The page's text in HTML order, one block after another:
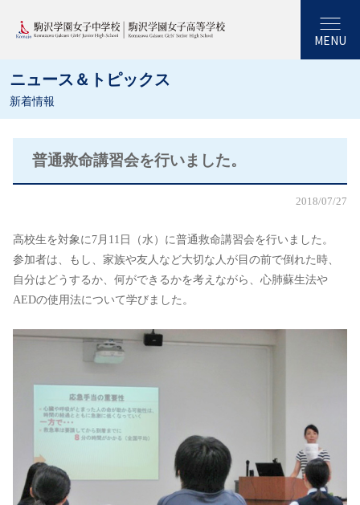
MENU
ニュース＆トピックス
新着情報
普通救命講習会を行いました。
2018/07/27
高校生を対象に7月11日（水）に普通救命講習会を行いました。
参加者は、もし、家族や友人など大切な人が目の前で倒れた時、
自分はどうするか、何ができるかを考えながら、心肺蘇生法や
AEDの使用法について学びました。